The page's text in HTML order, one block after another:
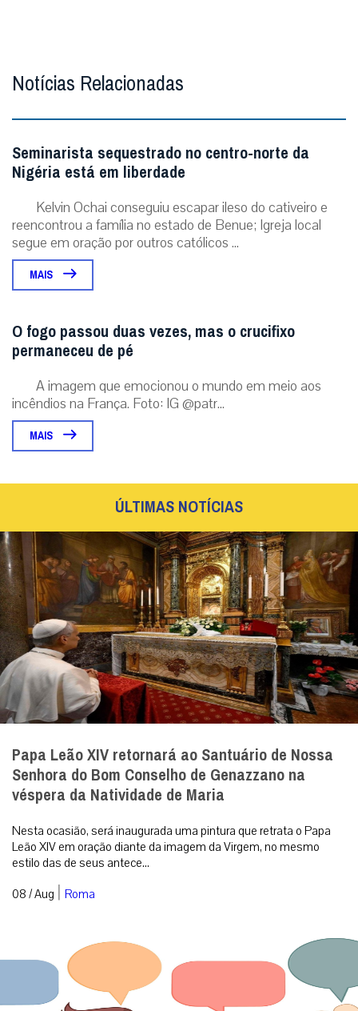
Notícias Relacionadas
Seminarista sequestrado no centro-norte da
Nigéria está em liberdade
Kelvin Ochai conseguiu escapar ileso do cativeiro e
reencontrou a família no estado de Benue; Igreja local
segue em oração por outros católicos ...
MAIS
O fogo passou duas vezes, mas o crucifixo
permaneceu de pé
A imagem que emocionou o mundo em meio aos
incêndios na França. Foto: IG @patr...
MAIS
ÚLTIMAS NOTÍCIAS
Papa Leão XIV retornará ao Santuário de Nossa
Senhora do Bom Conselho de Genazzano na
véspera da Natividade de Maria
Nesta ocasião, será inaugurada uma pintura que retrata o Papa
Leão XIV em oração diante da imagem da Virgem, no mesmo
estilo das de seus antece...
08 / Aug | Roma